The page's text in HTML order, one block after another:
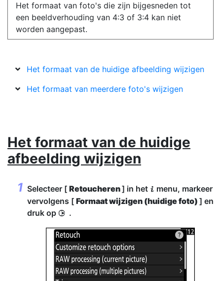
Het formaat van foto's die zijn bijgesneden tot
een beeldverhouding van 4:3 of 3:4 kan niet
worden aangepast.
Het formaat van de huidige afbeelding wijzigen
Het formaat van meerdere foto's wijzigen
Het formaat van de huidige
afbeelding wijzigen
Selecteer [ Retoucheren] in het i menu, markeer
vervolgens [ Formaat wijzigen (huidige foto) ] en
druk op 2 .